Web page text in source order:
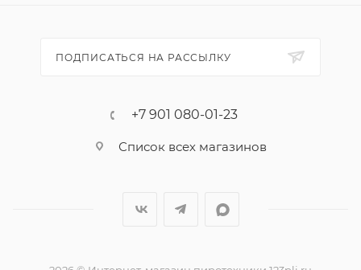
(трещащая хризантема).
4. Серебряные звезды с пышными хвостами (кокос)
ПОДПИСАТЬСЯ НА РАССЫЛКУ
+7 901 080-01-23
Список всех магазинов